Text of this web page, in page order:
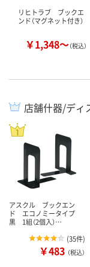
リヒトラブ ブックエ
ンド（マグネット付き）
￥1,348～（税込）
店舗什器/ディ
アスクル ブックエン
ド エコノミータイプ
黒 1組（2個入）…
(35件)
￥483 （税込）